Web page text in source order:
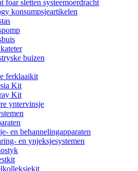
foar sletten systeemoerdracht
konsumpsjeartikelen
buizen
ferklaaikit
Kit
Kit
yntervinsje
en behannelingapparaten
en ynjeksjesystemen